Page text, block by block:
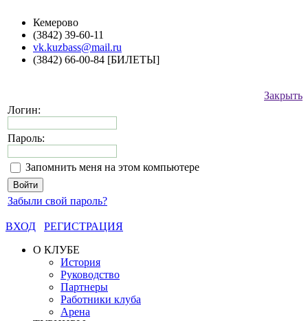
Кемерово
(3842) 39-60-11
vk.kuzbass@mail.ru
(3842) 66-00-84 [БИЛЕТЫ]
Закрыть
Логин:
Пароль:
Запомнить меня на этом компьютере
Забыли свой пароль?
ВХОД
РЕГИСТРАЦИЯ
О КЛУБЕ
История
Руководство
Партнеры
Работники клуба
Арена